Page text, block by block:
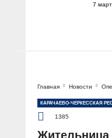
7
Главная Новости
КАРАЧАЕВО-ЧЕРКЕССКАЯ
1385
Жительница